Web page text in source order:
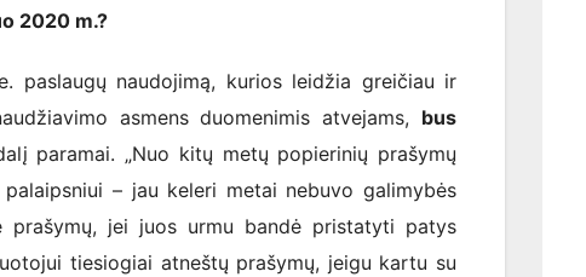
2020 m.?
naudojimą, kurios leidžia greičiau ir
asmens duomenimis atvejams, bus
paramai. „Nuo kitų metų popierinių prašymų
– jau keleri metai nebuvo galimybės
jei juos urmu bandė pristatyti patys
tiesiogiai atneštų prašymų, jeigu kartu su